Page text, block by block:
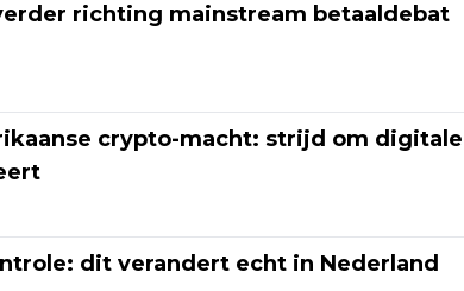
richting mainstream betaaldebat
crypto-macht: strijd om digitale
dit verandert echt in Nederland